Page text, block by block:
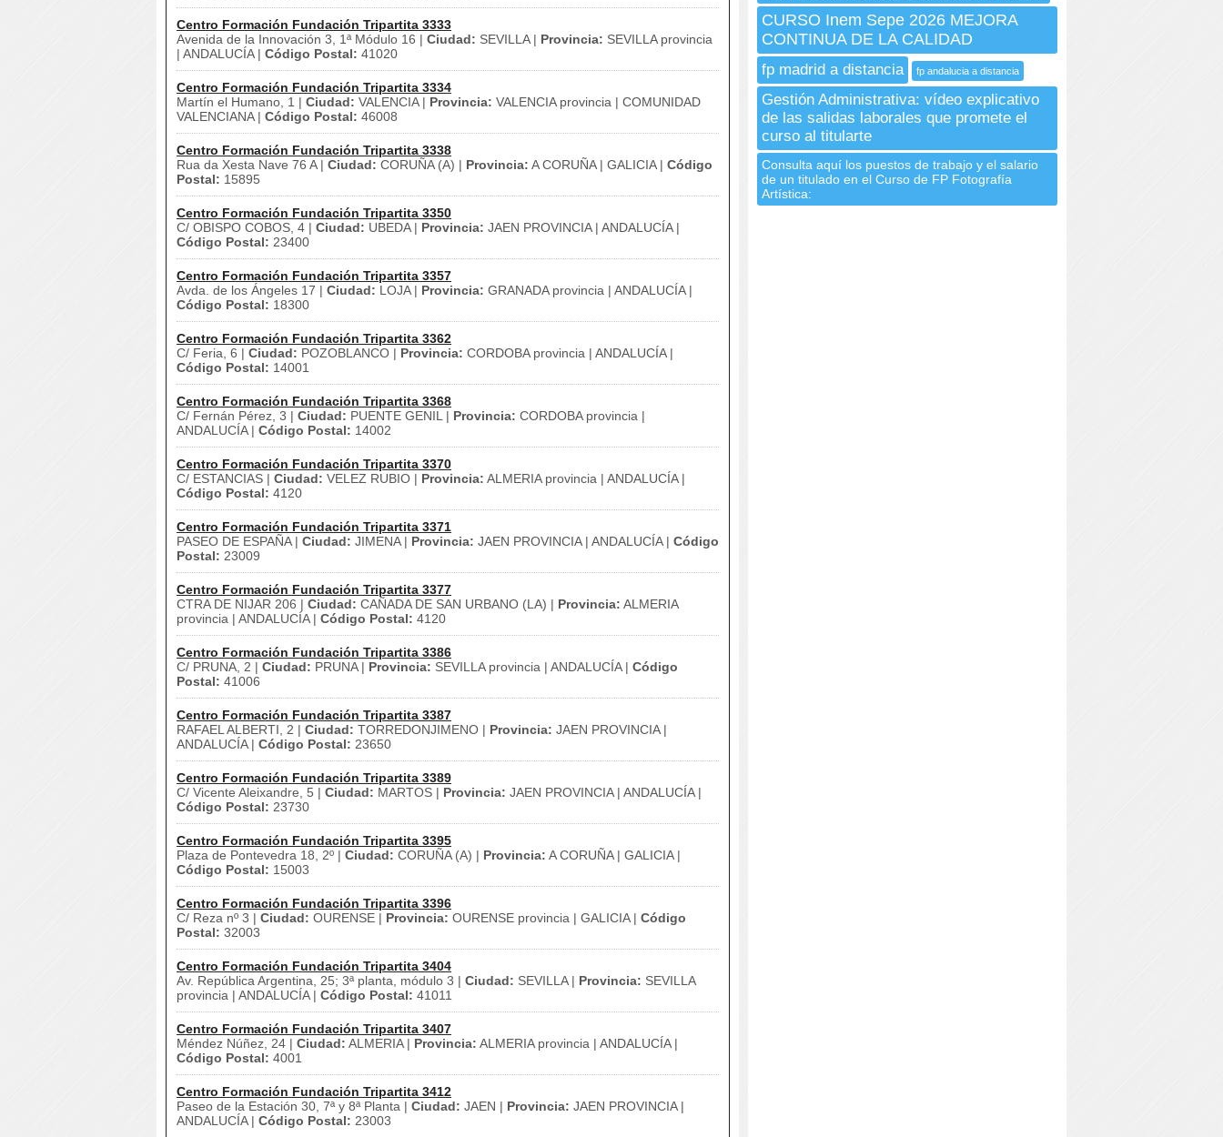
Centro Formación Fundación Tripartita 3333
Avenida de la Innovación 3, 1ª Módulo 16 | Ciudad: SEVILLA | Provincia: SEVILLA provincia
| ANDALUCÍA | Código Postal: 41020
Centro Formación Fundación Tripartita 3334
Martín el Humano, 1 | Ciudad: VALENCIA | Provincia: VALENCIA provincia | COMUNIDAD
VALENCIANA | Código Postal: 46008
Centro Formación Fundación Tripartita 3338
Rua da Xesta Nave 76 A | Ciudad: CORUÑA (A) | Provincia: A CORUÑA | GALICIA | Código
Postal: 15895
Centro Formación Fundación Tripartita 3350
C/ OBISPO COBOS, 4 | Ciudad: UBEDA | Provincia: JAEN PROVINCIA | ANDALUCÍA |
Código Postal: 23400
Centro Formación Fundación Tripartita 3357
Avda. de los Ángeles 17 | Ciudad: LOJA | Provincia: GRANADA provincia | ANDALUCÍA |
Código Postal: 18300
Centro Formación Fundación Tripartita 3362
C/ Feria, 6 | Ciudad: POZOBLANCO | Provincia: CORDOBA provincia | ANDALUCÍA |
Código Postal: 14001
Centro Formación Fundación Tripartita 3368
C/ Fernán Pérez, 3 | Ciudad: PUENTE GENIL | Provincia: CORDOBA provincia |
ANDALUCÍA | Código Postal: 14002
Centro Formación Fundación Tripartita 3370
C/ ESTANCIAS | Ciudad: VELEZ RUBIO | Provincia: ALMERIA provincia | ANDALUCÍA |
Código Postal: 4120
Centro Formación Fundación Tripartita 3371
PASEO DE ESPAÑA | Ciudad: JIMENA | Provincia: JAEN PROVINCIA | ANDALUCÍA | Código
Postal: 23009
Centro Formación Fundación Tripartita 3377
CTRA DE NIJAR 206 | Ciudad: CAÑADA DE SAN URBANO (LA) | Provincia: ALMERIA
provincia | ANDALUCÍA | Código Postal: 4120
Centro Formación Fundación Tripartita 3386
C/ PRUNA, 2 | Ciudad: PRUNA | Provincia: SEVILLA provincia | ANDALUCÍA | Código
Postal: 41006
Centro Formación Fundación Tripartita 3387
RAFAEL ALBERTI, 2 | Ciudad: TORREDONJIMENO | Provincia: JAEN PROVINCIA |
ANDALUCÍA | Código Postal: 23650
Centro Formación Fundación Tripartita 3389
C/ Vicente Aleixandre, 5 | Ciudad: MARTOS | Provincia: JAEN PROVINCIA | ANDALUCÍA |
Código Postal: 23730
Centro Formación Fundación Tripartita 3395
Plaza de Pontevedra 18, 2º | Ciudad: CORUÑA (A) | Provincia: A CORUÑA | GALICIA |
Código Postal: 15003
Centro Formación Fundación Tripartita 3396
C/ Reza nº 3 | Ciudad: OURENSE | Provincia: OURENSE provincia | GALICIA | Código
Postal: 32003
Centro Formación Fundación Tripartita 3404
Av. República Argentina, 25; 3ª planta, módulo 3 | Ciudad: SEVILLA | Provincia: SEVILLA
provincia | ANDALUCÍA | Código Postal: 41011
Centro Formación Fundación Tripartita 3407
Méndez Núñez, 24 | Ciudad: ALMERIA | Provincia: ALMERIA provincia | ANDALUCÍA |
Código Postal: 4001
Centro Formación Fundación Tripartita 3412
Paseo de la Estación 30, 7ª y 8ª Planta | Ciudad: JAEN | Provincia: JAEN PROVINCIA |
ANDALUCÍA | Código Postal: 23003
CURSO Inem Sepe 2026 MEJORA
CONTINUA DE LA CALIDAD
fp madrid a distancia fp andalucia a distancia
Gestión Administrativa: vídeo explicativo
de las salidas laborales que promete el
curso al titularte
Consulta aquí los puestos de trabajo y el salario
de un titulado en el Curso de FP Fotografía
Artística: